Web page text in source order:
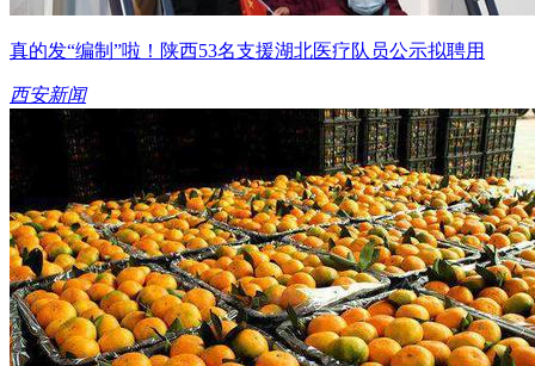
真的发“编制”啦！陕西53名支援湖北医疗队员公示拟聘用
西安新闻